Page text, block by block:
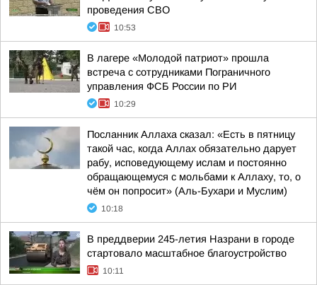
проведения СВО
10:53
В лагере «Молодой патриот» прошла
встреча с сотрудниками Пограничного
управления ФСБ России по РИ
10:29
Посланник Аллаха сказал: «Есть в пятницу
такой час, когда Аллах обязательно дарует
рабу, исповедующему ислам и постоянно
обращающемуся с мольбами к Аллаху, то, о
чём он попросит» (Аль-Бухари и Муслим)
10:18
В преддверии 245-летия Назрани в городе
стартовало масштабное благоустройство
10:11